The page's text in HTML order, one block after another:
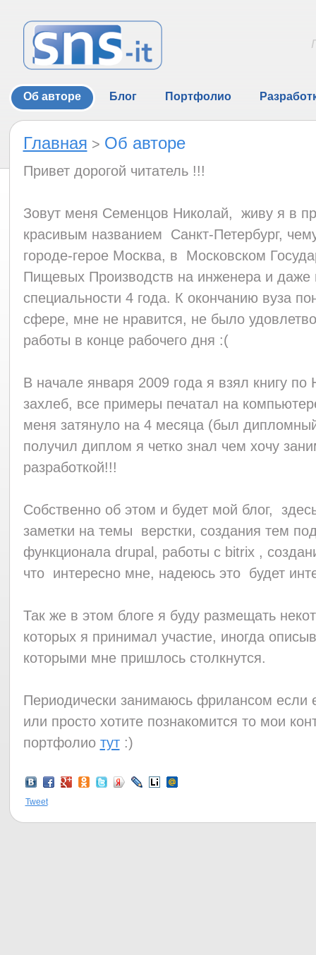
Об авторе Блог Портфолио
Главная > Об авторе
Привет дорогой читатель !!!
Зовут меня Семенцов Николай, живу я в
красивым названием Санкт-Петербург,
городе-герое Москва, в Московском
Пищевых Производств на инженера и даже
специальности 4 года. К окончанию вуза
сфере, мне не нравится, не было
работы в конце рабочего дня :(
В начале января 2009 года я взял книгу
захлеб, все примеры печатал на
меня затянуло на 4 месяца (был
получил диплом я четко знал чем хочу
разработкой!!!
Собственно об этом и будет мой блог,
заметки на темы верстки, создания тем
функционала drupal, работы с bitrix ,
что интересно мне, надеюсь это будет
Так же в этом блоге я буду размещать
которых я принимал участие, иногда
которыми мне пришлось столкнутся.
Периодически занимаюсь фрилансом если
или просто хотите познакомится то мои
портфолио тут:)
Tweet